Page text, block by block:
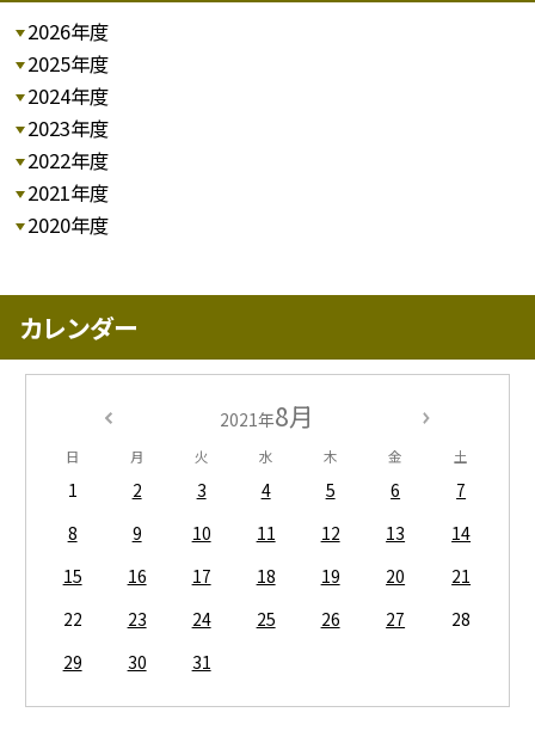
2026年度
2025年度
2024年度
2023年度
2022年度
2021年度
2020年度
カレンダー
2021年8月
日 月 火 水 木 金 土
1 2 3 4 5 6
7
8
9 10 11 12 13
14
15
16 17 18 19 20
21
22
23 24 25 26 27
28
29
30 31